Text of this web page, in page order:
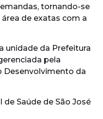
tornando-se
de exatas com a
unidade da Prefeitura
pela
Desenvolvimento da
de Saúde de São José